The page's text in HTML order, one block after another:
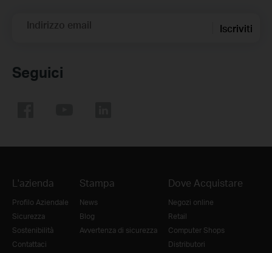
Indirizzo email Iscriviti
Seguici
L'azienda
Profilo Aziendale
Sicurezza
Sostenibilità
Contattaci
Stampa
News
Blog
Avvertenza di sicurezza
Dove Acquistare
Negozi online
Retail
Computer Shops
Distributori